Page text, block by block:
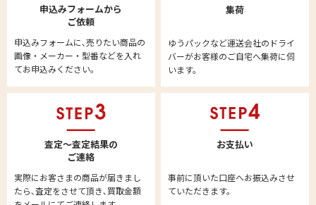
申込みフォームから
ご依頼
申込みフォームに､売りたい商品の
画像・メーカー・型番などを入れ
てお申込みください。
集荷
ゆうパックなど運送会社のドライ
バーがお客様のご自宅へ集荷に伺
います。
査定～査定結果の
ご連絡
実際にお客さまの商品が届きまし
たら､査定をさせて頂き､買取金額
お支払い
事前に頂いた口座へお振込みさせ
ていただきます。